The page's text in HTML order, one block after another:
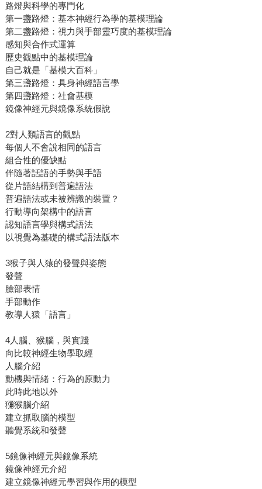
路燈與科學的專門化
第一盞路燈：基本神經行為學的基模理論
第二盞路燈：視力與手部靈巧度的基模理論
感知與合作式運算
歷史觀點中的基模理論
自己就是「基模大百科」
第三盞路燈：具身神經語言學
第四盞路燈：社會基模
鏡像神經元與鏡像系統假說
2對人類語言的觀點
每個人不會說相同的語言
組合性的優缺點
伴隨著話語的手勢與手語
從片語結構到普遍語法
普遍語法或未被辨識的裝置？
行動導向架構中的語言
認知語言學與構式語法
以視覺為基礎的構式語法版本
3猴子與人猿的發聲與姿態
發聲
臉部表情
手部動作
教導人猿「語言」
4人腦、猴腦，與實踐
向比較神經生物學取經
人腦介紹
動機與情緒：行為的原動力
此時此地以外
獼猴腦介紹
建立抓取腦的模型
聽覺系統和發聲
5鏡像神經元與鏡像系統
鏡像神經元介紹
建立鏡像神經元學習與作用的模型